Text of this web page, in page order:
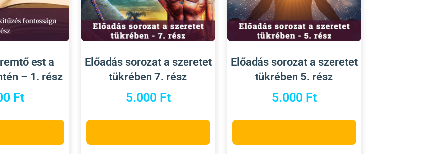
est a
– 1. rész
Ft
Előadás sorozat a szeretet
tükrében 7. rész
5.000 Ft
Előadás sorozat a szeretet
tükrében 5. rész
5.000 Ft